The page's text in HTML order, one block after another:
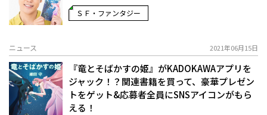
ＳＦ・ファンタジー
ニュース 2021年06月15日
『竜とそばかすの姫』がKADOKAWAアプリを
ジャック！？関連書籍を買って、豪華プレゼン
トをゲット&応募者全員にSNSアイコンがもら
える！